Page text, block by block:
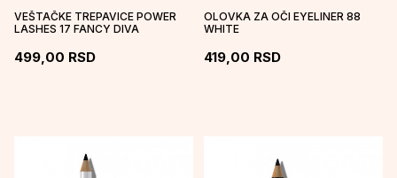
VEŠTAČKE TREPAVICE POWER
LASHES 17 FANCY DIVA
499,00 RSD
OLOVKA ZA OČI EYELINER 88
WHITE
419,00 RSD